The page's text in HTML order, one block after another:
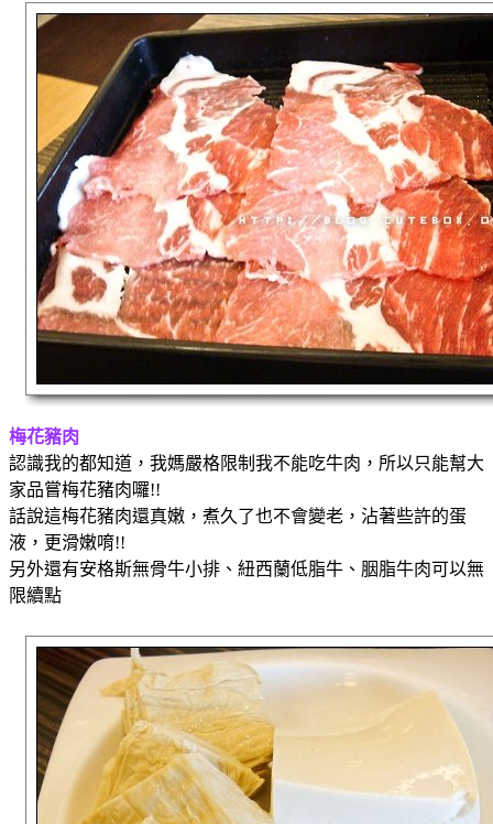
梅花豬肉
認識我的都知道，我媽嚴格限制我不能吃牛肉，所以只能幫大
家品嘗梅花豬肉囉!!
話說這梅花豬肉還真嫩，煮久了也不會變老，沾著些許的蛋
液，更滑嫩唷!!
另外還有安格斯無骨牛小排、紐西蘭低脂牛、胭脂牛肉可以無
限續點